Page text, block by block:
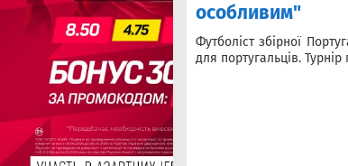
особливим"
Футболіст збірної
для португальців.